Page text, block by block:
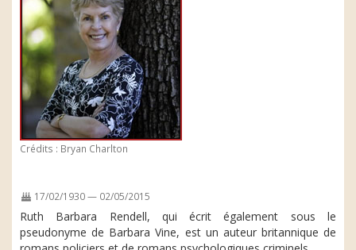
Crédits : Bryan Charlton
17/02/1930 — 02/05/2015
Ruth Barbara Rendell, qui écrit également sous le
pseudonyme de Barbara Vine, est un auteur britannique de